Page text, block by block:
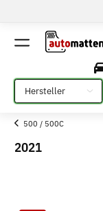
Bitte auswählen
500 / 500C
2021